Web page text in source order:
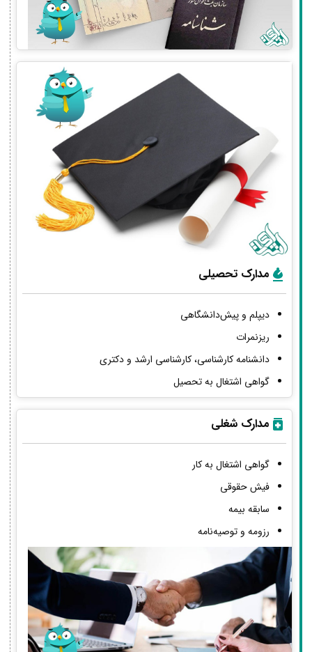
مدارک تحصیلی
دیپلم و پیش‌دانشگاهی
ریزنمرات
دانشنامه کارشناسی، کارشناسی ارشد و دکتری
گواهی اشتغال به تحصیل
مدارک شغلی
گواهی اشتغال به کار
فیش حقوقی
سابقه بیمه
رزومه و توصیه‌نامه